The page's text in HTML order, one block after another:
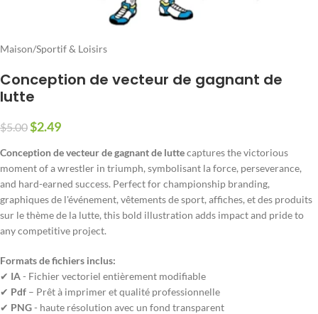
Maison/Sportif & Loisirs
Conception de vecteur de gagnant de
lutte
$5.00$2.49
Conception de vecteur de gagnant de luttecaptures the victorious
moment of a wrestler in triumph, symbolisant la force, perseverance,
and hard-earned success. Perfect for championship branding,
graphiques de l'événement, vêtements de sport, affiches, et des produits
sur le thème de la lutte, this bold illustration adds impact and pride to
any competitive project.
Formats de fichiers inclus:
✔ IA- Fichier vectoriel entièrement modifiable
✔ Pdf – Prêt à imprimer et qualité professionnelle
✔ PNG- haute résolution avec un fond transparent